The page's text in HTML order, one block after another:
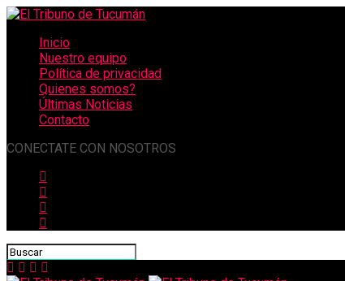
Inicio
Nuestro equipo
Política de privacidad
Quienes somos?
Últimas Noticias
Contacto
CONECTATE CON NOSOTROS